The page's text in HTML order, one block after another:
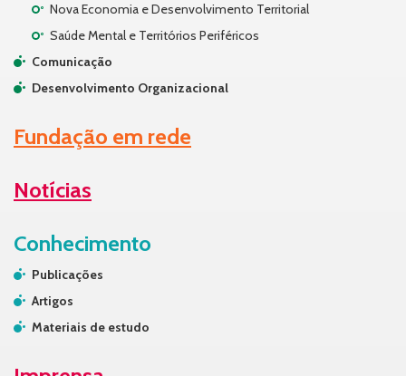
Nova Economia e Desenvolvimento Territorial
Saúde Mental e Territórios Periféricos
Comunicação
Desenvolvimento Organizacional
Fundação em rede
Notícias
Conhecimento
Publicações
Artigos
Materiais de estudo